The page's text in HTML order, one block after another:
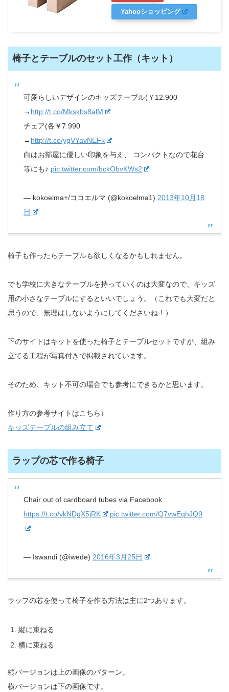
Yahooショッピング
椅子とテーブルのセット工作（キット）
可愛らしいデザインのキッズテーブル(￥12.900
→ http://t.co/Mkskbs8alM
チェア(各￥7.990
→ http://t.co/ygVYavNEFk
白はお部屋に優しい印象を与え、 コンパクトなので花台
等にも♪ pic.twitter.com/bckObvKWs2
— kokoelma+/ココエルマ (@kokoelma1) 2013年10月18
日
椅子も作ったらテーブルも欲しくなるかもしれません。
でも学校に大きなテーブルを持っていくのは大変なので、キッズ
用の小さなテーブルにするといいでしょう。（これでも大変だと
思うので、無理はしないようにしてくださいね！）
下のサイトはキットを使った椅子とテーブルセットですが、組み
立てる工程が写真付きで掲載されています。
そのため、キット不可の場合でも参考にできるかと思います。
作り方の参考サイトはこちら↓
キッズテーブルの組み立て
ラップの芯で作る椅子
Chair out of cardboard tubes via Facebook
https://t.co/ykNDgX5jRK
pic.twitter.com/Q7vwEqhJQ9
— Iswandi (@iwede) 2016年3月25日
ラップの芯を使って椅子を作る方法は主に2つあります。
縦に束ねる
横に束ねる
縦バージョンは上の画像のパターン。
横バージョンは下の画像です。